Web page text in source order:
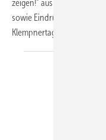
zeigen!“ aus Ausgabe 01/
sowie Eindrücke von der
Klempnertages in Ulm